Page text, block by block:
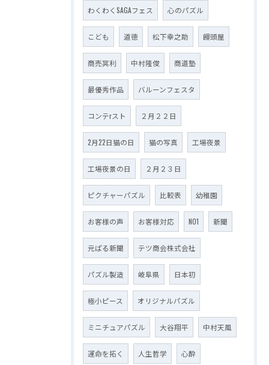
わくわくSAGAフェス 心のパズル
こども 道徳 松下幸之助 饅頭屋
商売冥利 中村隆俊 商道塾
最優秀作品 バルーンフェスタ
コンテrスト ２月２２日
2月22日猫の日 猫の写真 工場夜景
工場夜景の日 ２月２３日
ピクチャーパズル 比較表 幼稚園
お客様の声 お客様対応 NO1 新聞
元ぱる新聞 テツ商会株式会社
パズル製造 岐阜県 日本初
極小ピース オリジナルパズル
ミニチュアパズル 大谷翔平 中村天風
運命を拓く 人生哲学 心酔